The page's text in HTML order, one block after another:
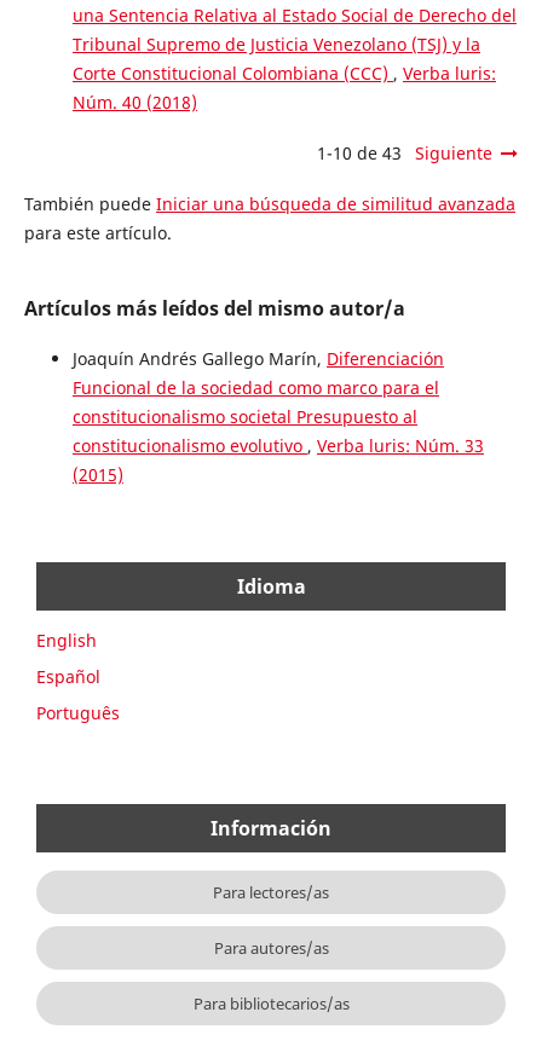
una Sentencia Relativa al Estado Social de Derecho del
Tribunal Supremo de Justicia Venezolano (TSJ) y la
Corte Constitucional Colombiana (CCC) , Verba luris:
Núm. 40 (2018)
1-10 de 43 Siguiente
También puede Iniciar una búsqueda de similitud avanzada
para este artículo.
Artículos más leídos del mismo autor/a
Joaquín Andrés Gallego Marín, Diferenciación
Funcional de la sociedad como marco para el
constitucionalismo societal Presupuesto al
constitucionalismo evolutivo , Verba luris: Núm. 33
(2015)
Idioma
English
Español
Português
Información
Para lectores/as
Para autores/as
Para bibliotecarios/as